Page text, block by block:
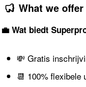
What we offer
💼 Wat biedt
💸 Gratis
📆 100% flexibele